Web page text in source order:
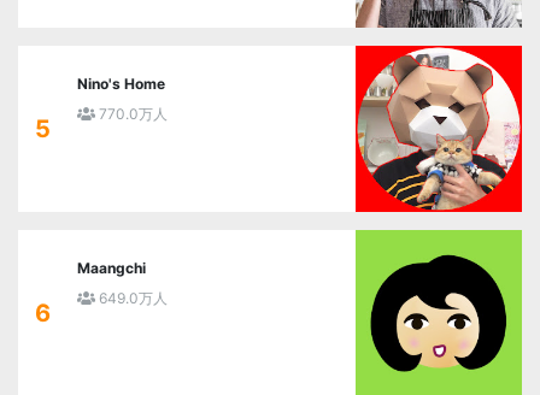
5
Nino's Home
770.0万人
6
Maangchi
649.0万人